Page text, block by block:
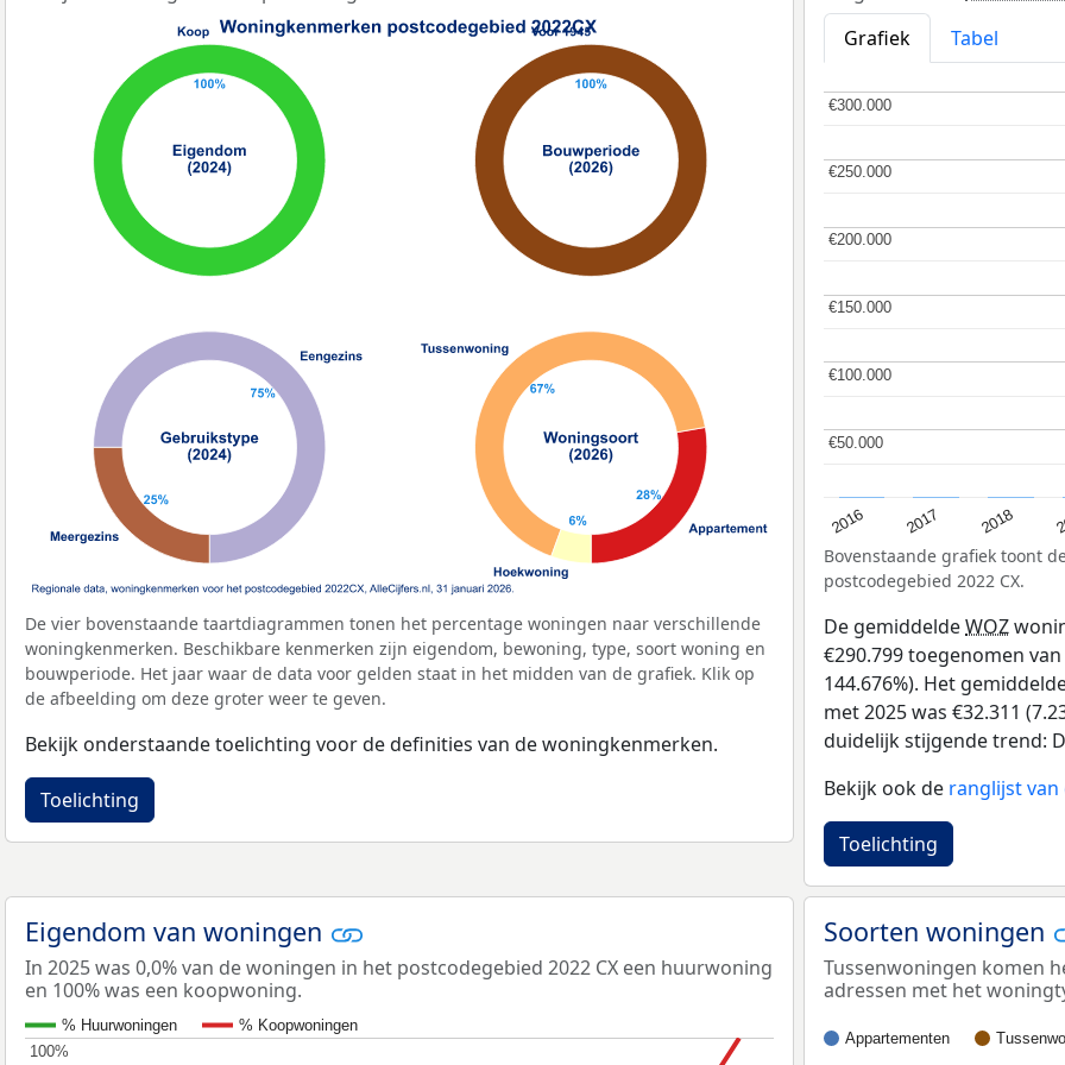
De vier bovenstaande taartdiagrammen tonen het percentage woningen naar verschillende
woningkenmerken. Beschikbare kenmerken zijn eigendom, bewoning, type, soort woning en
bouwperiode. Het jaar waar de data voor gelden staat in het midden van de grafiek. Klik op
de afbeelding om deze groter weer te geven.
Bekijk onderstaande toelichting voor de definities van de woningkenmerken.
Toelichting
Grafiek
Tabel
2016 2017 2018
€50.000
€50.000
€100.000
€100.000
€150.000
€150.000
€200.000
€200.000
€250.000
€250.000
€300.000
€300.000
Bovenstaande grafiek toont
postcodegebied 2022 CX.
De gemiddeldeWOZ
€290.799 toegenomen
144.676%). Het
met 2025 was €32.311
duidelijk stijgende trend:
Bekijk ook de ranglijst
Toelichting
Eigendom van woningen
In 2025 was 0,0% van de woningen in het postcodegebied 2022 CX een huurwoning
en 100% was een koopwoning.
% Huurwoningen
% Koopwoningen
100%
100%
Soorten woningen
Tussenwoningen komen
adressen met het
Appartementen